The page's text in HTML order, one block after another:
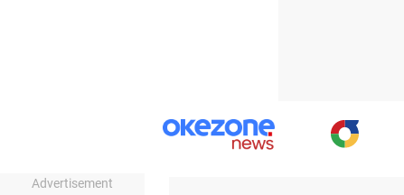
Advertisement